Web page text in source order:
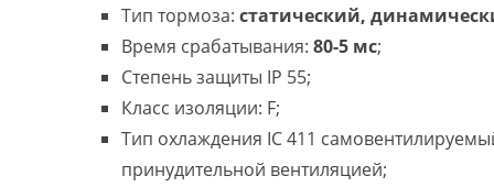
Тип тормоза: статический,
Время срабатывания: 80-5 мс;
Степень защиты IP 55;
Класс изоляции: F;
Тип охлаждения IC 411
принудительной вентиляцией;